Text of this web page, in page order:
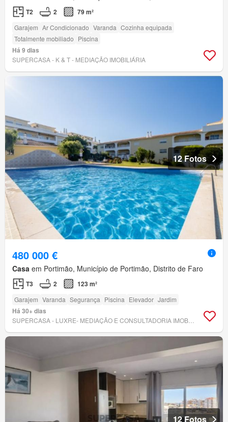
T2 2 79 m²
Garajem Ar Condicionado Varanda Cozinha equipada
Totalmente mobiliado Piscina
Há 9 dias
SUPERCASA - K & T - MEDIAÇÃO IMOBILIÁRIA
12 Fotos
480 000 €
Casa em Portimão, Município de Portimão, Distrito de Faro
T3 2 123 m²
Garajem Varanda Segurança Piscina Elevador Jardim
Há 30+ dias
12 Fotos